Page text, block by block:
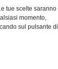
tue scelte saranno
momento,
sul pulsante di